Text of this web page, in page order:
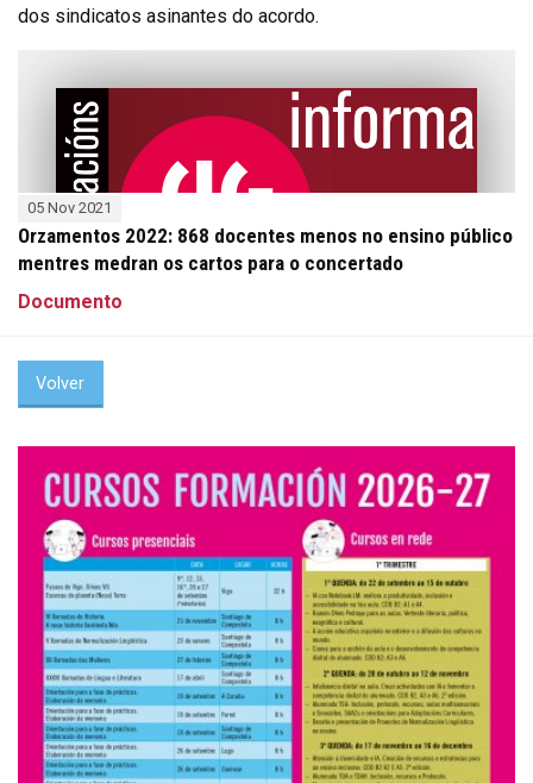
dos sindicatos asinantes do acordo.
05 Nov 2021
Orzamentos 2022: 868 docentes menos no ensino público
mentres medran os cartos para o concertado
Documento
Volver